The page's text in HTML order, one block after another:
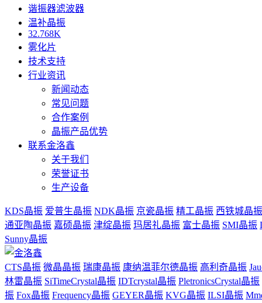
谐振器滤波器
温补晶振
32.768K
雾化片
技术支持
行业资讯
新闻动态
常见问题
合作案例
晶振产品优势
联系金洛鑫
关于我们
荣誉证书
生产设备
KDS晶振 爱普生晶振 NDK晶振 京瓷晶振 精工晶振 西铁城晶振
通亚陶晶振 嘉硕晶振 津绽晶振 玛居礼晶振 富士晶振 SMI晶振
Sunny晶振
CTS晶振 微晶晶振 瑞康晶振 康纳温菲尔德晶振 高利奇晶振
林雷晶振 SiTimeCrystal晶振 IDTcrystal晶振 PletronicsCrystal晶振
振 Fox晶振 Frequency晶振 GEYER晶振 KVG晶振 ILSI晶振